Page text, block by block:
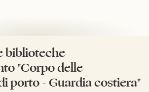
biblioteche
"Corpo delle
porto - Guardia costiera"